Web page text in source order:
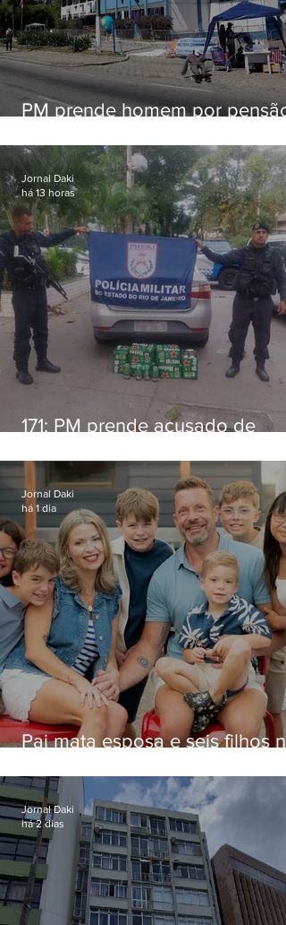
PM prende homem por pensão
171: PM prende acusado de
Niterói
Jornal Daki
há 13 horas
Pai mata esposa e seis filhos
Jornal Daki
há 1 dia
Jornal Daki
há 2 dias